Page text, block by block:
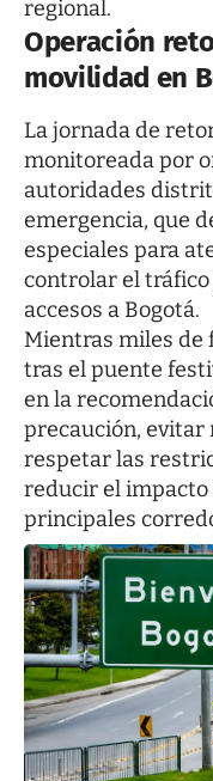
regional.
Operación
movilidad en
La jornada de
monitoreada por
autoridades
emergencia, que
especiales para
controlar el
accesos a Bogotá.
Mientras miles de
tras el puente
en la
precaución, evitar
respetar las
reducir el impacto
principales